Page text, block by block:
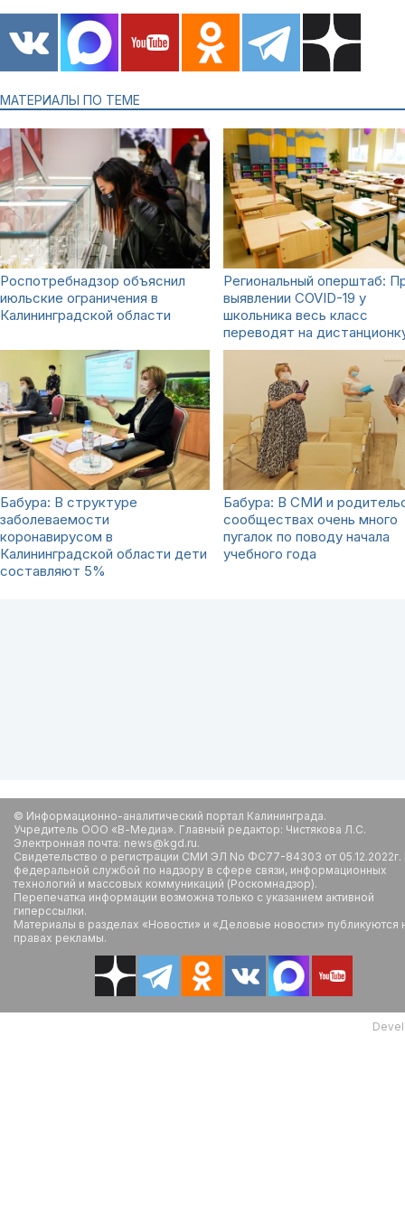
МАТЕРИАЛЫ ПО ТЕМЕ
Роспотребнадзор объяснил
июльские ограничения в
Калининградской области
Региональный оперштаб:
выявлении COVID-19 у
школьника весь класс
переводят на
Бабура: В структуре
заболеваемости
коронавирусом в
Калининградской области дети
составляют 5%
Бабура: В СМИ и
сообществах очень много
пугалок по поводу начала
учебного года
© Информационно-аналитический портал Калининграда.
Учредитель ООО «В-Медиа». Главный редактор: Чистякова Л.С.
Электронная почта: news@kgd.ru.
Свидетельство о регистрации СМИ ЭЛ No ФС77-84303 от
федеральной службой по надзору в сфере связи, информационных
технологий и массовых коммуникаций (Роскомнадзор).
Перепечатка информации возможна только с указанием активной
гиперссылки.
Материалы в разделах «Новости» и «Деловые новости» публикуются
правах рекламы.